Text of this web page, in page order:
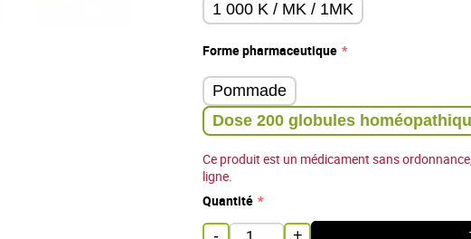
1 000 K / MK / 1MK
Forme pharmaceutique
Pommade
Dose 200 globules
Ce produit est un médicament sans
ligne.
Quantité